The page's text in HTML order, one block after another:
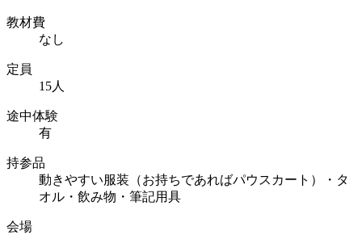
教材費
なし
定員
15人
途中体験
有
持参品
動きやすい服装（お持ちであればパウスカート）・タ
オル・飲み物・筆記用具
会場